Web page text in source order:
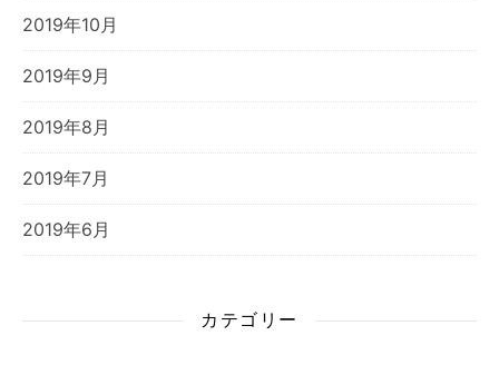
2019年10月
2019年9月
2019年8月
2019年7月
2019年6月
カテゴリー